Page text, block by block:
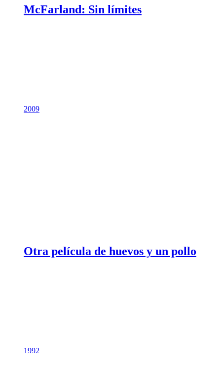
McFarland: Sin límites
2009
Otra película de huevos y un pollo
1992